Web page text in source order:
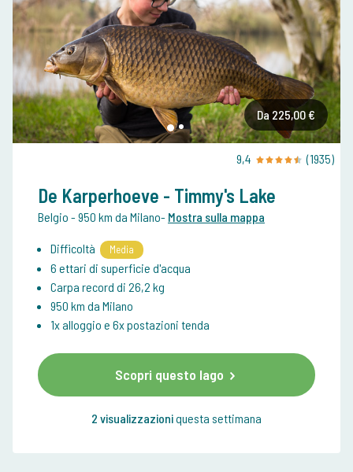
Da 225,00 €
9,4 (1935)
De Karperhoeve - Timmy's Lake
Belgio - 950 km da Milano- Mostra sulla mappa
Difficoltà Media
6 ettari di superficie d'acqua
Carpa record di 26,2 kg
950 km da Milano
1x alloggio e 6x postazioni tenda
Scopri questo lago
2 visualizzazioniquesta settimana